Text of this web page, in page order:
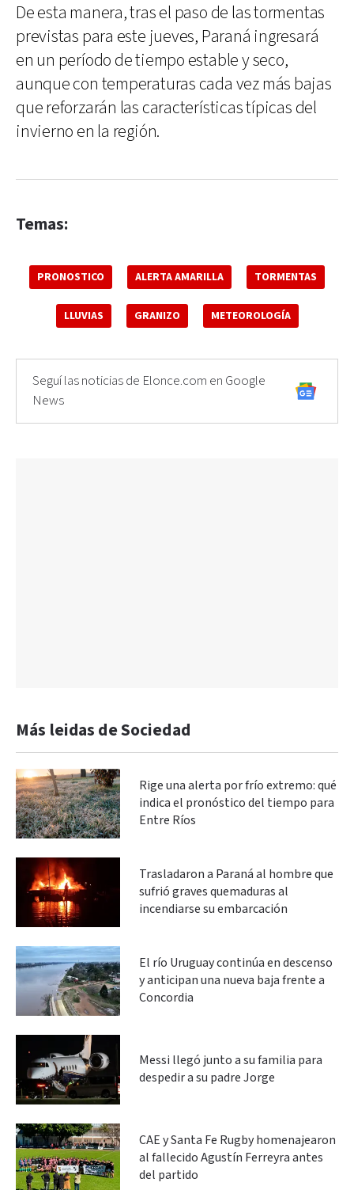
De esta manera, tras el paso de las tormentas
previstas para este jueves, Paraná ingresará
en un período de tiempo estable y seco,
aunque con temperaturas cada vez más bajas
que reforzarán las características típicas del
invierno en la región.
Temas:
PRONOSTICO ALERTA AMARILLA TORMENTAS
LLUVIAS GRANIZO METEOROLOGÍA
Seguí las noticias de Elonce.com en Google
News
Más leidas de Sociedad
Rige una alerta por frío extremo: qué
indica el pronóstico del tiempo para
Entre Ríos
Trasladaron a Paraná al hombre que
sufrió graves quemaduras al
incendiarse su embarcación
El río Uruguay continúa en descenso
y anticipan una nueva baja frente a
Concordia
Messi llegó junto a su familia para
despedir a su padre Jorge
CAE y Santa Fe Rugby homenajearon
al fallecido Agustín Ferreyra antes
del partido